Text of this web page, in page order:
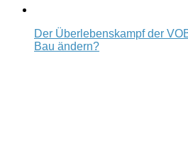
Der Überlebenskampf der
Bau ändern?